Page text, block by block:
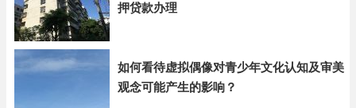
押贷款办理
如何看待虚拟偶像对青少年文化认知及审美
观念可能产生的影响？